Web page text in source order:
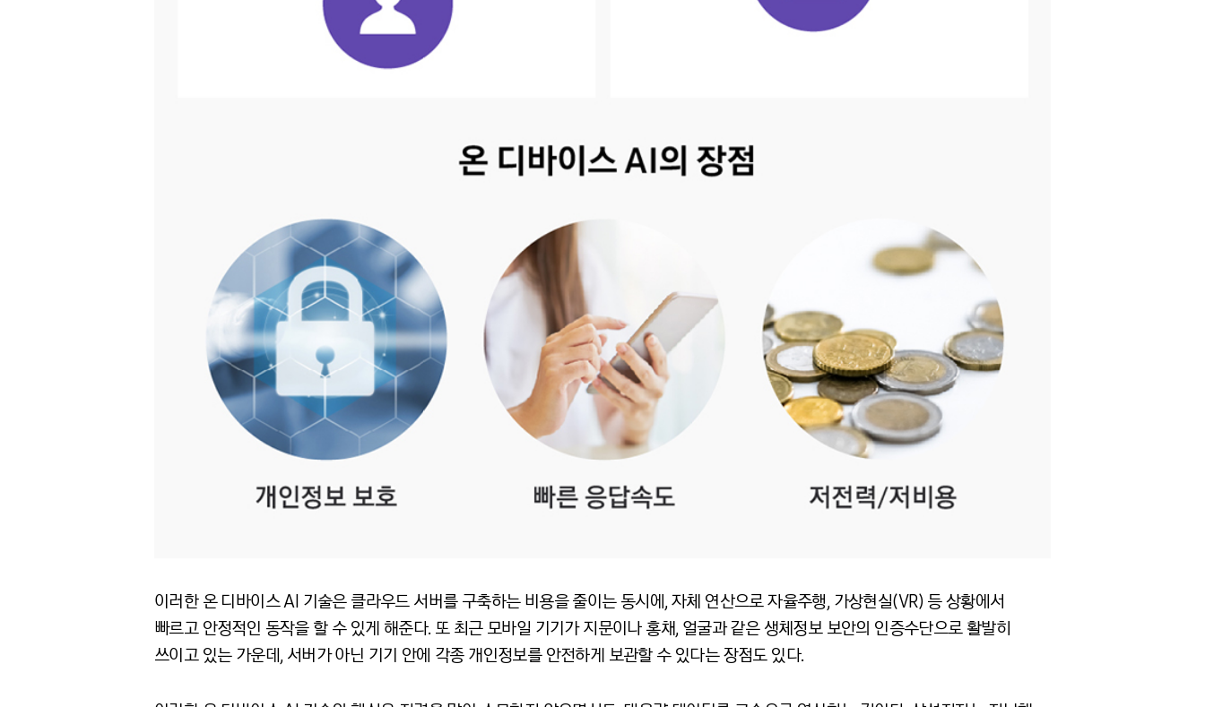
이러한 온 디바이스 AI 기술은 클라우드 서버를 구축하는 비용을 줄이는 동시에, 자체 연산으로 자율주행, 가상현실(VR) 등 상황에서
빠르고 안정적인 동작을 할 수 있게 해준다. 또 최근 모바일 기기가 지문이나 홍채, 얼굴과 같은 생체정보 보안의 인증수단으로 활발히
쓰이고 있는 가운데, 서버가 아닌 기기 안에 각종 개인정보를 안전하게 보관할 수 있다는 장점도 있다.